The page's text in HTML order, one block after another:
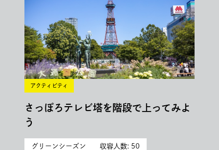
アクティビティ
さっぽろテレビ塔を階段で上ってみよ
う
グリーンシーズン 収容人数: 50